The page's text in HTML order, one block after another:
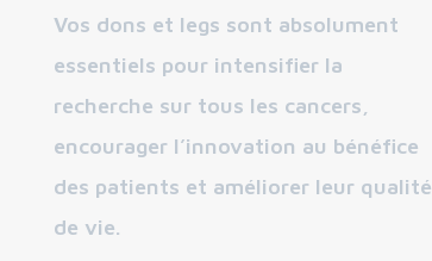
Vos dons et legs sont absolument
essentiels pour intensifier la
recherche sur tous les cancers,
encourager l’innovation au bénéfice
des patients et améliorer leur qualité
de vie.